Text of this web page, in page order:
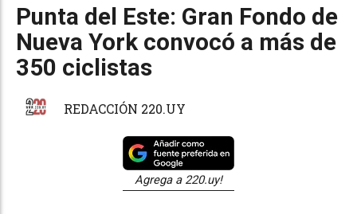
Punta del Este: Gran Fondo de
Nueva York convocó a más de
350 ciclistas
REDACCIÓN 220.UY
Agrega a 220.uy!